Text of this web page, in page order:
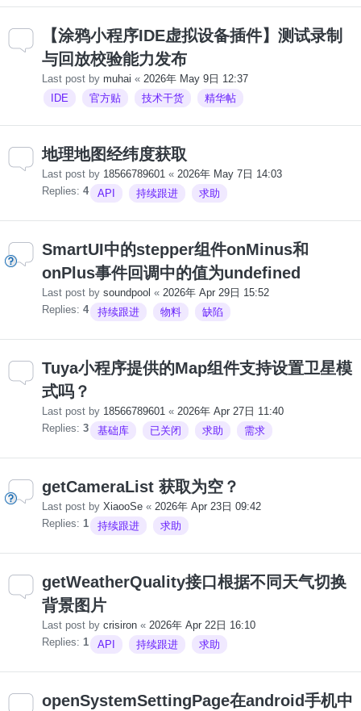
【涂鸦小程序IDE虚拟设备插件】测试录制
与回放校验能力发布
Last post by muhai « 2026年 May 9日 12:37
IDE
官方贴 技术干货 精华帖
地理地图经纬度获取
Last post by 18566789601 « 2026年 May 7日 14:03
Replies: 4 API 持续跟进 求助
SmartUI中的stepper组件onMinus和
onPlus事件回调中的值为undefined
Last post by soundpool « 2026年 Apr 29日 15:52
Replies: 4 持续跟进 物料 缺陷
Tuya小程序提供的Map组件支持设置卫星模
式吗？
Last post by 18566789601 « 2026年 Apr 27日 11:40
Replies: 3 基础库 已关闭 求助 需求
getCameraList 获取为空？
Last post by XiaooSe « 2026年 Apr 23日 09:42
Replies: 1 持续跟进 求助
getWeatherQuality接口根据不同天气切换
背景图片
Last post by crisiron « 2026年 Apr 22日 16:10
Replies: 1 API 持续跟进 求助
openSystemSettingPage在android手机中